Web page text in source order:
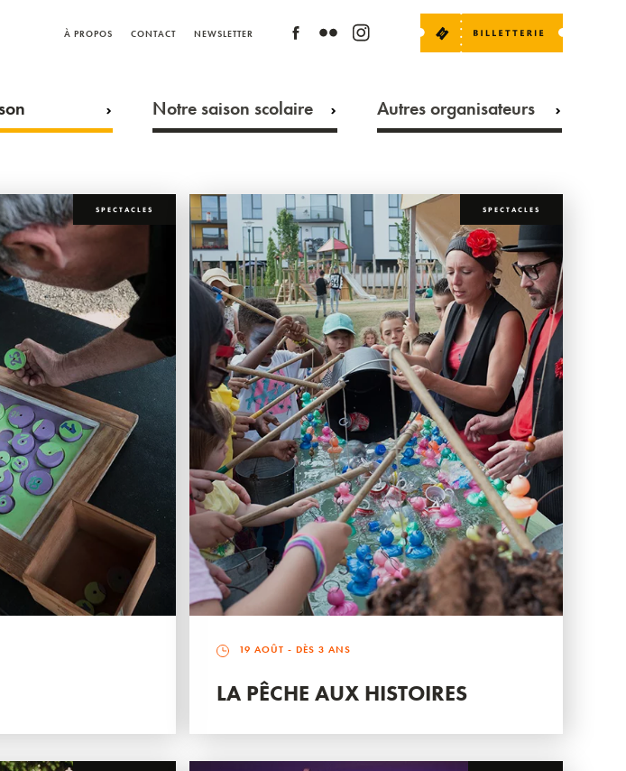
À PROPOS CONTACT NEWSLETTER
Notre saison scolaire Autres organisateurs
SPECTACLES SPECTACLES
19 AOÛT - DÈS 3 ANS
LA PÊCHE AUX HISTOIRES